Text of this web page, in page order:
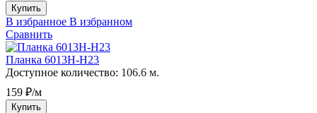
Купить
В избранное В избранном
Сравнить
Планка 6013H-H23
Доступное количество: 106.6 м.
159 ₽/м
Купить